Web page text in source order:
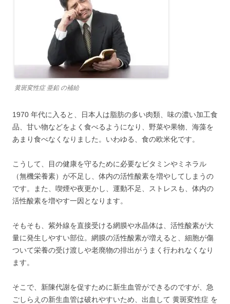
黄斑変性症 亜鉛 の補給
1970 年代に入ると、日本人は脂肪の多い肉類、味の濃い加工食
品、甘い物などをよく食べるようになり、野菜や果物、海藻を
あまり食べなくなりました。いわゆる、食の欧米化です。
こうして、目の健康を守るために必要なビタミンやミネラル
（無機栄養素）が不足し、体内の活性酸素を増やしてしまうの
です。また、喫煙や夜更かし、運動不足、ストレスも、体内の
活性酸素を増やす一因となります。
そもそも、紫外線を直接受ける網膜や水晶体は、活性酸素が大
量に発生しやすい部位。網膜の活性酸素が増えると、細胞が傷
ついて栄養の受け渡しや老廃物の排出がうまく行われなくなり
ます。
そこで、新陳代謝を促すために新生血管ができるのですが、急
ごしらえの新生血管は破れやすいため、出血して 黄斑変性症 を